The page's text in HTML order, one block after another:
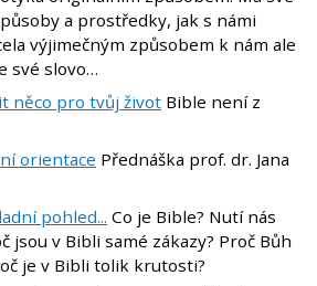
a prostředky, jak s námi
výjimečným způsobem k nám ale
své slovo…
něco pro tvůj život Bible není z
orientace Přednáška prof. dr. Jana
pohled... Co je Bible? Nutí nás
jsou v Bibli samé zákazy? Proč Bůh
je v Bibli tolik krutosti?